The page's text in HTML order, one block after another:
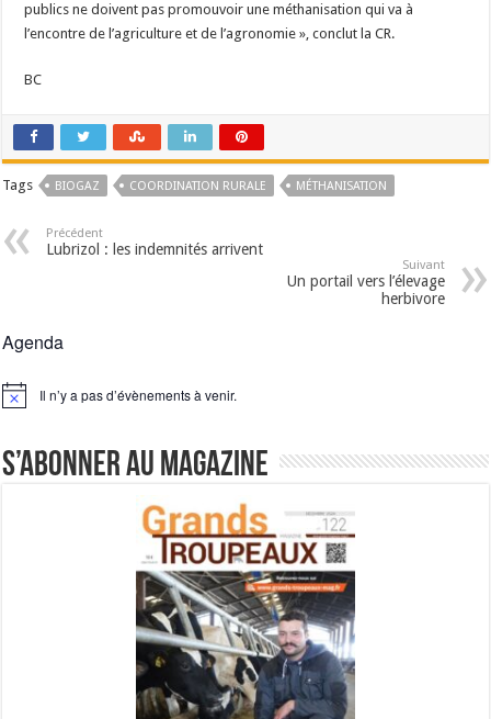
publics ne doivent pas promouvoir une méthanisation qui va à
l’encontre de l’agriculture et de l’agronomie », conclut la CR.
BC
Tags BIOGAZ COORDINATION RURALE MÉTHANISATION
Précédent
Lubrizol : les indemnités arrivent
Suivant
Un portail vers l’élevage
herbivore
Agenda
Notice Il n’y a pas d’évènements à venir.
S’abonner au magazine